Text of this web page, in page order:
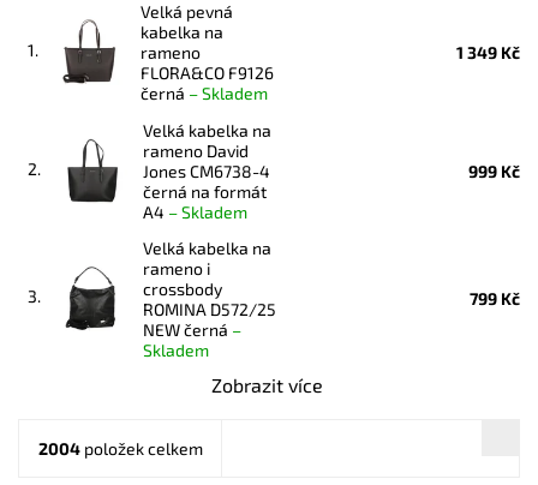
1.
Velká pevná
kabelka na
rameno
FLORA&CO F9126
černá –Skladem
1 349 Kč
2.
Velká kabelka na
rameno David
Jones CM6738-4
černá na formát
A4 –Skladem
999 Kč
3.
Velká kabelka na
rameno i
crossbody
ROMINA D572/25
NEW černá –
Skladem
799 Kč
Zobrazit více
2004 položek celkem